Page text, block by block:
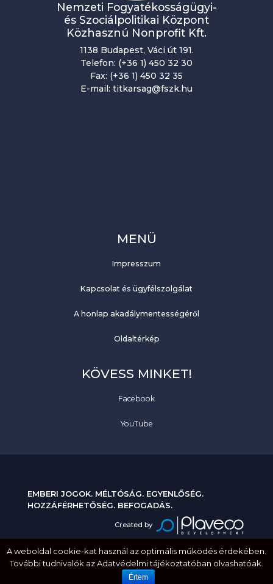
Nemzeti Fogyatékosságügyi-
és Szociálpolitikai Központ
Közhasznú Nonprofit Kft.
1138 Budapest, Váci út 191.
Telefon: (+36 1) 450 32 30
Fax: (+36 1) 450 32 35
E-mail: titkarsag@fszk.hu
MENÜ
Impresszum
Kapcsolat és ügyfélszolgálat
A honlap akadálymentességéről
Oldaltérkép
KÖVESS MINKET!
Facebook
YouTube
EMBERI JOGOK. MÉLTÓSÁG. EGYENLŐSÉG.
HOZZÁFÉRHETŐSÉG. BEFOGADÁS.
Created by
A weboldal cookie-kat használ az optimális működés érdekében.
További tudnivalók az Adatvédelmi tájékoztatóban olvashatóak.
Értem